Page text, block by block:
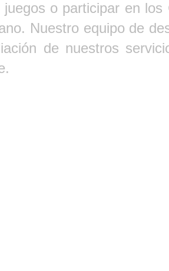
juegos o participar en
Nuestro equipo de
de nuestros